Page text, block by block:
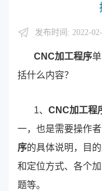
发布时间: 2022-
CNC加工程序
括什么内容？
1、 CNC加工程
一，也是需要操作
序的具体说明，目
和定位方式、各个
题等。